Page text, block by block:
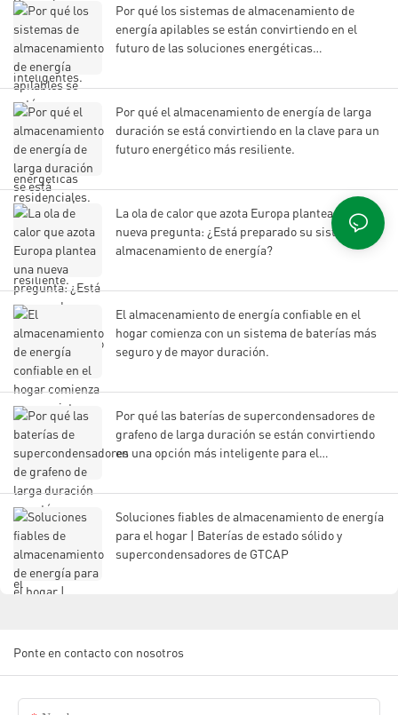
Por qué los sistemas de almacenamiento de
energía apilables se están convirtiendo en el
futuro de las soluciones energéticas
Por qué el almacenamiento de energía de larga
duración se está convirtiendo en la clave para un
futuro energético más resiliente.
La ola de calor que azota Europa plantea una
nueva pregunta: ¿Está preparado su sistema de
almacenamiento de energía?
El almacenamiento de energía confiable en el
hogar comienza con un sistema de baterías más
seguro y de mayor duración.
Por qué las baterías de supercondensadores de
grafeno de larga duración se están convirtiendo
en una opción más inteligente para el
Soluciones fiables de almacenamiento de energía
para el hogar | Baterías de estado sólido y
supercondensadores de GTCAP
Ponte en contacto con nosotros